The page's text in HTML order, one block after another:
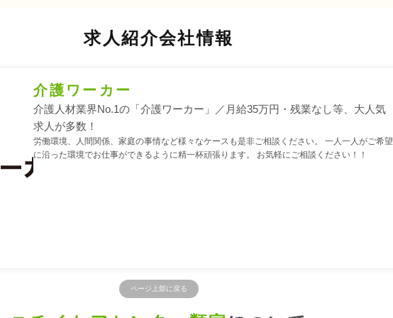
求人紹介会社情報
介護ワーカー
介護人材業界No.1の「介護ワーカー」／月給35万円・残業なし等、大人気
求人が多数！
労働環境、人間関係、家庭の事情など様々なケースも是非ご相談ください。 一人一人がご希望
に沿った環境でお仕事ができるように精一杯頑張ります。 お気軽にご相談ください！！
ページ上部に戻る